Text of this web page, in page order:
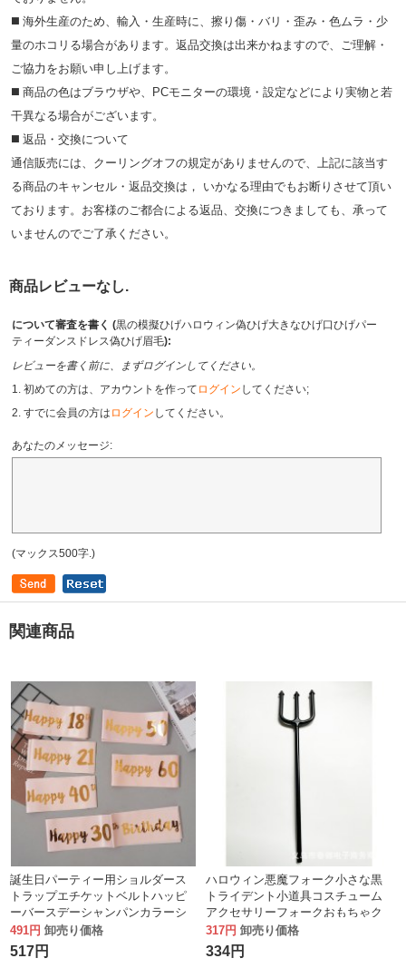
◼️ 海外⽣産のため、輸⼊・⽣産時に、擦り傷・バリ・歪み・色ムラ・少
量のホコリる場合があります。返品交換は出来かねますので、ご理解・
ご協⼒をお願い申し上げます。
◼️ 商品の⾊はブラウザや、PCモニターの環境・設定などにより実物と若
⼲異なる場合がございます。
◼️ 返品・交換について
通信販売には、クーリングオフの規定がありませんので、上記に該当す
る商品のキャンセル・返品交換は， いかなる理由でもお断りさせて頂い
ております。お客様のご都合による返品、交換につきましても、承って
いませんのでご了承ください。
商品レビューなし.
について審査を書く (黒の模擬ひげハロウィン偽ひげ大きなひげ口ひげパー
ティーダンスドレス偽ひげ眉毛):
レビューを書く前に、まずログインしてください。
1. 初めての方は、アカウントを作って ログイン してください;
2. すでに会員の方は ログイン してください。
あなたのメッセージ:
(マックス500字.)
関連商品
誕生日パーティー用ショルダース
トラップエチケットベルトハッピ
ーバースデーシャンパンカラーシ
ョルダーストラップエチケットベ
ルト
491円 卸売り価格
517円
ハロウィン悪魔フォーク小さな黒
トライデント小道具コスチューム
アクセサリーフォークおもちゃク
ロスボーダーホット販売新製品
317円 卸売り価格
334円